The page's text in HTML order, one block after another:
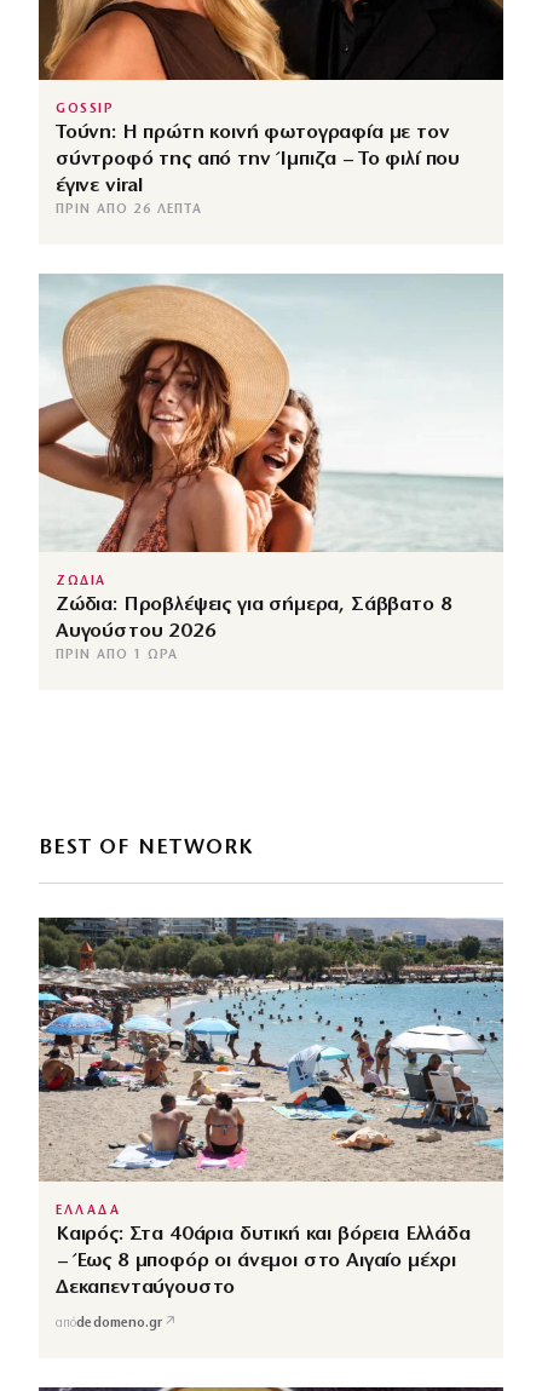
GOSSIP
Τούνη: Η πρώτη κοινή φωτογραφία με τον
σύντροφό της από την Ίμπιζα – Το φιλί που
έγινε viral
ΠΡΙΝ ΑΠΌ 26 ΛΕΠΤΆ
ΖΩΔΙΑ
Ζώδια: Προβλέψεις για σήμερα, Σάββατο 8
Αυγούστου 2026
ΠΡΙΝ ΑΠΌ 1 ΏΡΑ
BEST OF NETWORK
ΕΛΛΑΔΑ
Καιρός: Στα 40άρια δυτική και βόρεια Ελλάδα
– Έως 8 μποφόρ οι άνεμοι στο Αιγαίο μέχρι
Δεκαπενταύγουστο
απόdedomeno.gr ↗